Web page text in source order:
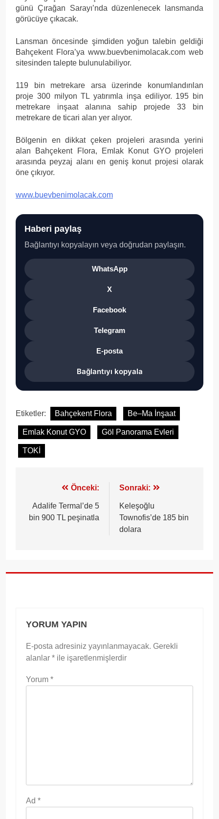
günü Çırağan Sarayı’nda düzenlenecek lansmanda
görücüye çıkacak.
Lansman öncesinde şimdiden yoğun talebin geldiği
Bahçekent Flora’ya www.buevbenimolacak.com web
sitesinden talepte bulunulabiliyor.
119 bin metrekare arsa üzerinde konumlandırılan
proje 300 milyon TL yatırımla inşa ediliyor. 195 bin
metrekare inşaat alanına sahip projede 33 bin
metrekare de ticari alan yer alıyor.
Bölgenin en dikkat çeken projeleri arasında yerini
alan Bahçekent Flora, Emlak Konut GYO projeleri
arasında peyzaj alanı en geniş konut projesi olarak
öne çıkıyor.
www.buevbenimolacak.com
Haberi paylaş
Bağlantıyı kopyalayın veya doğrudan paylaşın.
WhatsApp
X
Facebook
Telegram
E-posta
Bağlantıyı kopyala
Etiketler: Bahçekent Flora Be–Ma İnşaat
Emlak Konut GYO Göl Panorama Evleri
TOKİ
gezinmesi
Önceki:
Adalife Termal’de 5
bin 900 TL peşinatla
Sonraki:
Keleşoğlu
Townofis’de 185 bin
dolara
YORUM YAPIN
E-posta adresiniz yayınlanmayacak. Gerekli
alanlar * ile işaretlenmişlerdir
Yorum *
Ad *